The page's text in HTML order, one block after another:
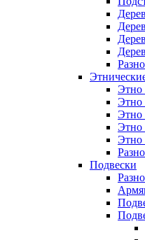
Этно
Этно
Этно
Этно
Подвески